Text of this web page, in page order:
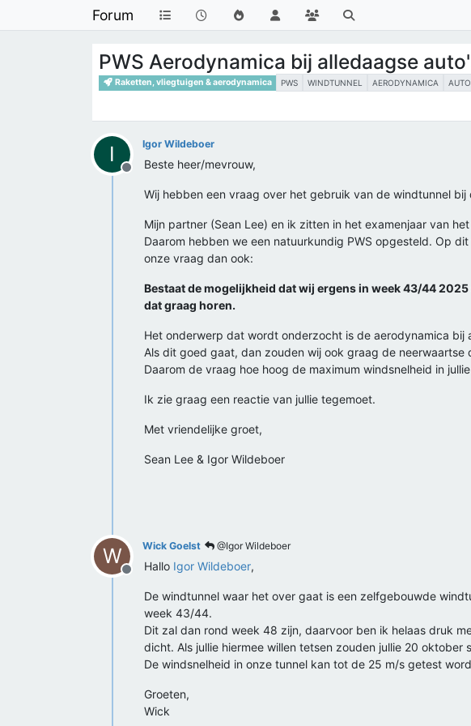
Forum
PWS Aerodynamica bij alledaagse
Raketten, vliegtuigen & aerodynamica PWS WINDTUNNEL AERODYNAMICA AUTO
I
Offline
Igor Wildeboer
Beste heer/mevrouw,
Wij hebben een vraag over het gebruik van de windtunnel bij
Mijn partner (Sean Lee) en ik zitten in het examenjaar van
Daarom hebben we een natuurkundig PWS opgesteld. Op
onze vraag dan ook:
Bestaat de mogelijkheid dat wij ergens in week 43/44
dat graag horen.
Het onderwerp dat wordt onderzocht is de aerodynamica
Als dit goed gaat, dan zouden wij ook graag de
Daarom de vraag hoe hoog de maximum windsnelheid in
Ik zie graag een reactie van jullie tegemoet.
Met vriendelijke groet,
Sean Lee & Igor Wildeboer
W
Offline
Wick Goelst @Igor Wildeboer
Hallo Igor Wildeboer,
De windtunnel waar het over gaat is een zelfgebouwde
week 43/44.
Dit zal dan rond week 48 zijn, daarvoor ben ik helaas druk
dicht. Als jullie hiermee willen tetsen zouden jullie 20 oktober
De windsnelheid in onze tunnel kan tot de 25 m/s getest
Groeten,
Wick